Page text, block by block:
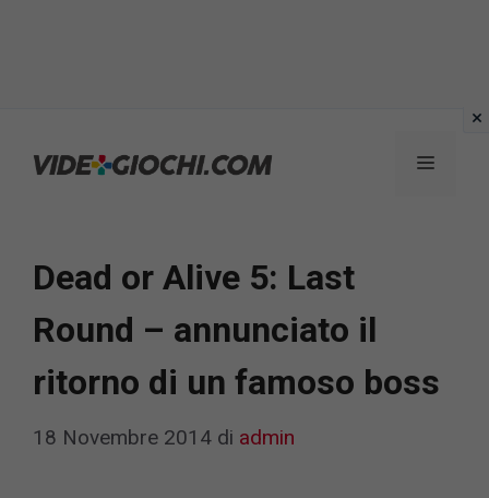
Menu
Dead or Alive 5: Last
Round – annunciato il
ritorno di un famoso boss
18 Novembre 2014 di admin